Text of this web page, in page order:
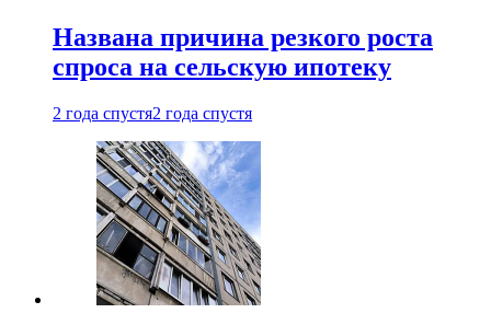
Названа причина резкого роста
спроса на сельскую ипотеку
2 года спустя2 года спустя